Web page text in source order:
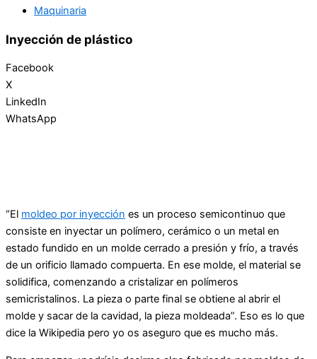
Maquinaria
Inyección de plástico
Facebook
X
LinkedIn
WhatsApp
“El moldeo por inyección es un proceso semicontinuo que
consiste en inyectar un polímero, cerámico o un metal en
estado fundido en un molde cerrado a presión y frío, a través
de un orificio llamado compuerta. En ese molde, el material se
solidifica, comenzando a cristalizar en polímeros
semicristalinos. La pieza o parte final se obtiene al abrir el
molde y sacar de la cavidad, la pieza moldeada”. Eso es lo que
dice la Wikipedia pero yo os aseguro que es mucho más.